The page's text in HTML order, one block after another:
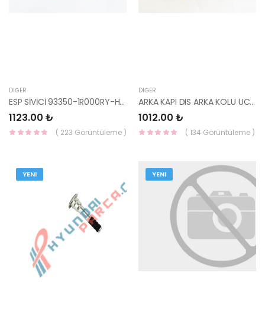
DIĞER
ESP SİVİCİ 93350-1R000RY-HMC
1123.00 ₺
( 223 Görüntüleme )
DIĞER
ARKA KAPI DIS ARKA KOLU UC PARCA SAG CERATO 03-09 83680-2F000-HMC
1012.00 ₺
( 134 Görüntüleme )
YENI YENI